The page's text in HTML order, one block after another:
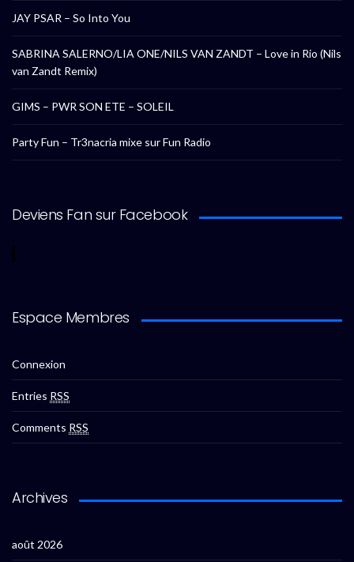
JAY PSAR – So Into You
SABRINA SALERNO/LIA ONE/NILS VAN ZANDT – Love in Rio (Nils
van Zandt Remix)
GIMS – PWR SON ETE – SOLEIL
Party Fun – Tr3nacria mixe sur Fun Radio
Deviens Fan sur Facebook
Espace Membres
Connexion
Entries RSS
Comments RSS
Archives
août 2026